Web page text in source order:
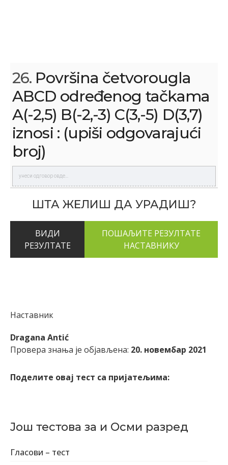
26. Površina četvorougla
ABCD određenog tačkama
A(-2,5) B(-2,-3) C(3,-5) D(3,7)
iznosi : (upiši odgovarajući
broj)
ШТА ЖЕЛИШ ДА УРАДИШ?
ВИДИ
РЕЗУЛТАТЕ
Наставник
Dragana Antić
Провера знања је објављена: 20. новембар 2021
Поделите овај тест са пријатељима:
Још тестова за и Осми разред
Гласови – тест